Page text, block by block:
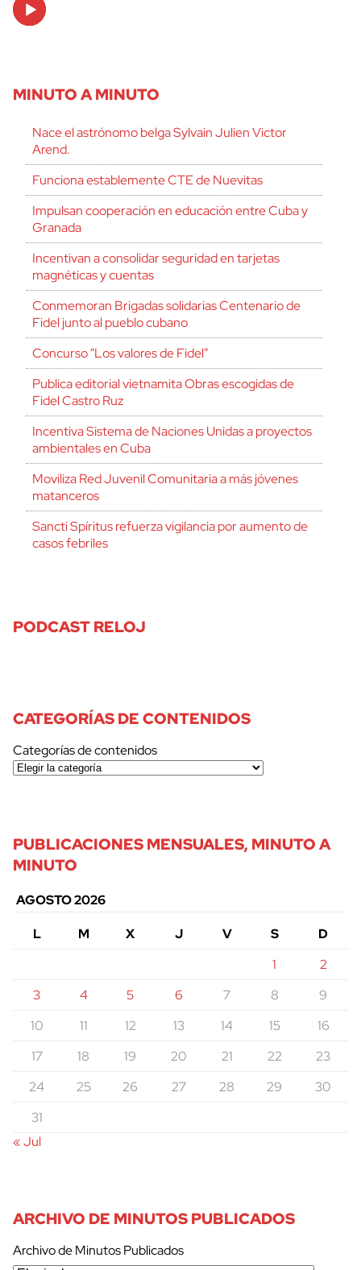
Player
MINUTO A MINUTO
Nace el astrónomo belga Sylvain Julien Victor
Arend.
Funciona establemente CTE de Nuevitas
Impulsan cooperación en educación entre Cuba y
Granada
Incentivan a consolidar seguridad en tarjetas
magnéticas y cuentas
Conmemoran Brigadas solidarias Centenario de
Fidel junto al pueblo cubano
Concurso “Los valores de Fidel”
Publica editorial vietnamita Obras escogidas de
Fidel Castro Ruz
Incentiva Sistema de Naciones Unidas a proyectos
ambientales en Cuba
Moviliza Red Juvenil Comunitaria a más jóvenes
matanceros
Sancti Spíritus refuerza vigilancia por aumento de
casos febriles
PODCAST RELOJ
CATEGORÍAS DE CONTENIDOS
Categorías de contenidos
PUBLICACIONES MENSUALES, MINUTO A
MINUTO
AGOSTO 2026
L
M X J V S
D
1
2
3
4 5 6 7 8
9
10
11 12 13 14 15
16
17
18 19 20 21 22
23
24
25 26 27 28 29
30
31
« Jul
ARCHIVO DE MINUTOS PUBLICADOS
Archivo de Minutos Publicados